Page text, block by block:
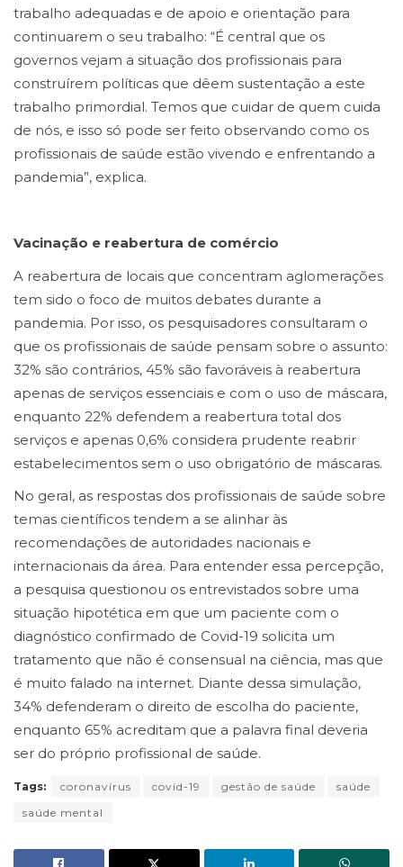
trabalho adequadas e de apoio e orientação para
continuarem o seu trabalho: “É central que os
governos vejam a situação dos profissionais para
construírem políticas que dêem sustentação a este
trabalho primordial. Temos que cuidar de quem cuida
de nós, e isso só pode ser feito observando como os
profissionais de saúde estão vivendo e enfrentando a
pandemia”, explica.
Vacinação e reabertura de comércio
A reabertura de locais que concentram aglomerações
tem sido o foco de muitos debates durante a
pandemia. Por isso, os pesquisadores consultaram o
que os profissionais de saúde pensam sobre o assunto:
32% são contrários, 45% são favoráveis à reabertura
apenas de serviços essenciais e com o uso de máscara,
enquanto 22% defendem a reabertura total dos
serviços e apenas 0,6% considera prudente reabrir
estabelecimentos sem o uso obrigatório de máscaras.
No geral, as respostas dos profissionais de saúde sobre
temas científicos tendem a se alinhar às
recomendações de autoridades nacionais e
internacionais da área. Para entender essa percepção,
a pesquisa questionou os entrevistados sobre uma
situação hipotética em que um paciente com o
diagnóstico confirmado de Covid-19 solicita um
tratamento que não é consensual na ciência, mas que
é muito falado na internet. Diante dessa simulação,
34% defenderam o direito de escolha do paciente,
enquanto 65% acreditam que a palavra final deveria
ser do próprio profissional de saúde.
Tags: coronavírus covid-19 gestão de saúde
saúde
saúde mental